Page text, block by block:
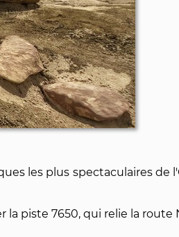
les plus spectaculaires de
piste 7650, qui relie la route